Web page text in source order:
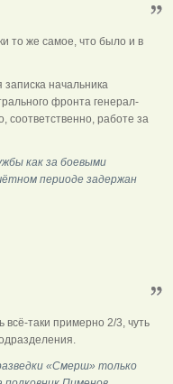
то же самое, что было и в
начальника
фронта генерал-
соответственно, работе за
как за боевыми
периоде задержан
всё-таки примерно 2/3, чуть
«Смерш» только